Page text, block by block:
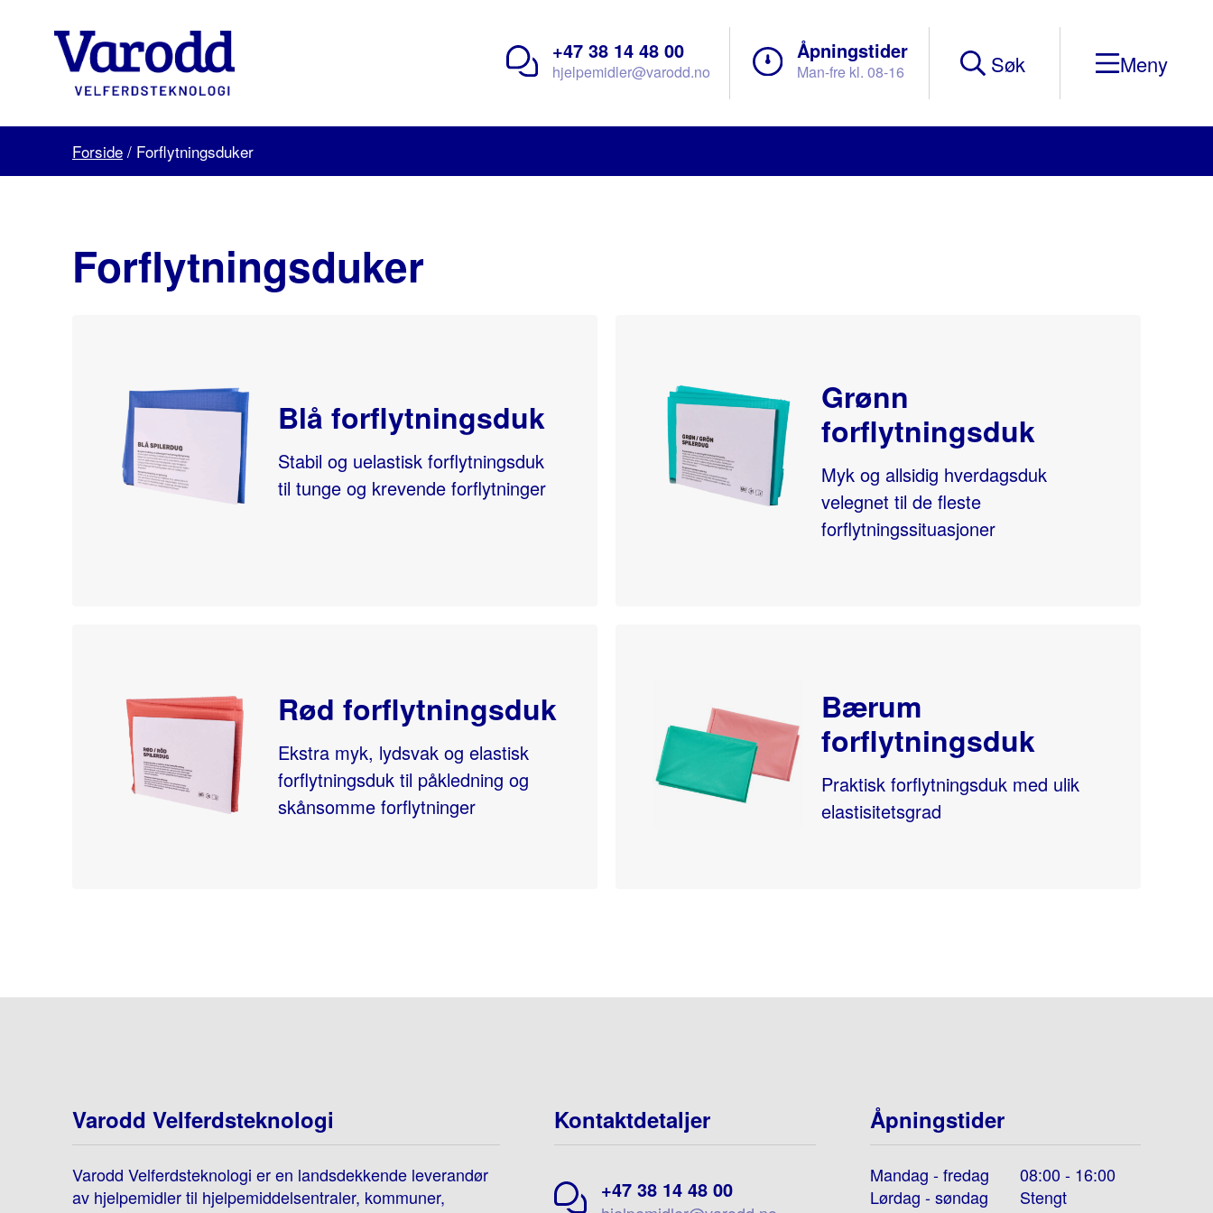
Velferdsteknologi
+47 38 14 48 00
hjelpemidler@varodd.no
Åpningstider
Man-fre kl. 08-16 Søk
Mobile
Forside / Forflytningsduker
Forflytningsduker
Blå forflytningsduk
Stabil og uelastisk forflytningsduk
til tunge og krevende forflytninger
Grønn
forflytningsduk
Myk og allsidig hverdagsduk
velegnet til de fleste
forflytningssituasjoner
Rød forflytningsduk
Ekstra myk, lydsvak og elastisk
forflytningsduk til påkledning og
skånsomme forflytninger
Bærum
forflytningsduk
Praktisk forflytningsduk med ulik
elastisitetsgrad
Varodd Velferdsteknologi
Varodd Velferdsteknologi er en landsdekkende leverandør
av hjelpemidler til hjelpemiddelsentraler, kommuner,
Kontaktdetaljer
+47 38 14 48 00
Åpningstider
Mandag - fredag
08:00 - 16:00
Lørdag - søndag
Stengt